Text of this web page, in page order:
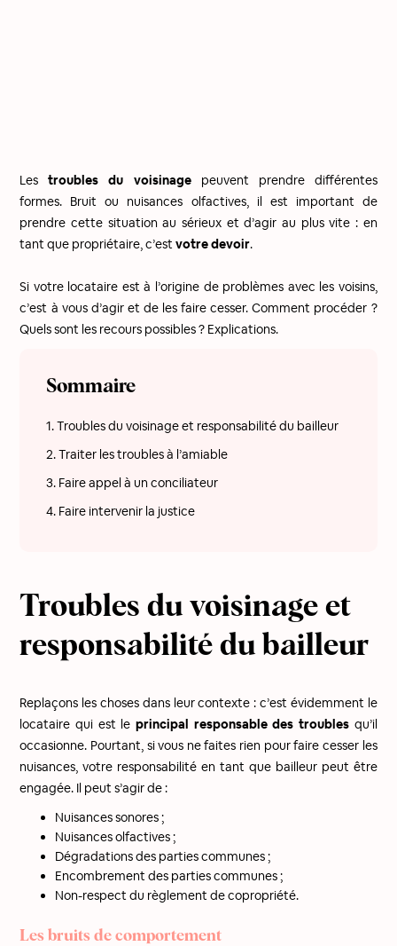
Les troubles du voisinagepeuvent prendre différentes
formes. Bruit ou nuisances olfactives, il est important de
prendre cette situation au sérieux et d’agir au plus vite : en
tant que propriétaire, c’est votre devoir.
Si votre locataire est à l’origine de problèmes avec les voisins,
c’est à vous d’agir et de les faire cesser. Comment procéder ?
Quels sont les recours possibles ? Explications.
Sommaire
1. Troubles du voisinage et responsabilité du bailleur
2. Traiter les troubles à l’amiable
3. Faire appel à un conciliateur
4. Faire intervenir la justice
Troubles du voisinage et
responsabilité du bailleur
Replaçons les choses dans leur contexte : c’est évidemment le
locataire qui est le principal responsable des troubles qu’il
occasionne. Pourtant, si vous ne faites rien pour faire cesser les
nuisances, votre responsabilité en tant que bailleur peut être
engagée. Il peut s’agir de :
Nuisances sonores ;
Nuisances olfactives ;
Dégradations des parties communes ;
Encombrement des parties communes ;
Non-respect du règlement de copropriété.
Les bruits de comportement